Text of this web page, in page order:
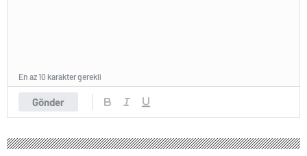
Gönder
En az 10 karakter gerekli